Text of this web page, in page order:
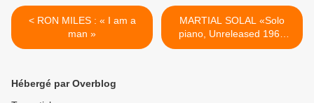
< RON MILES : « I am a
man »
MARTIAL SOLAL «Solo
piano, Unreleased 1966
Los Angeles Sessions,
Hébergé par Overblog